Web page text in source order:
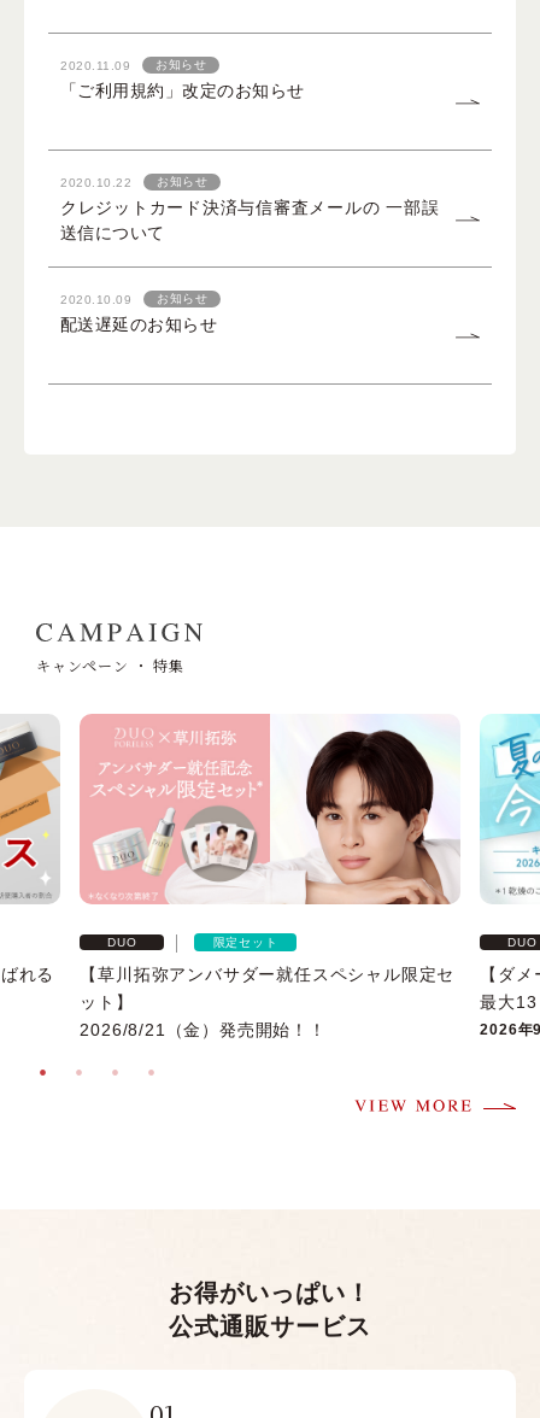
2020.11.09 お知らせ
「ご利用規約」改定のお知らせ
2020.10.22 お知らせ
クレジットカード決済与信審査メールの 一部誤
送信について
2020.10.09 お知らせ
配送遅延のお知らせ
キャンペーン ・ 特集
れる
DUO 限定セット
【草川拓弥アンバサダー就任スペシャル限定セ
ット】
2026/8/21（金）発売開始！！
DUO
【ダ
最大
2026年
お得がいっぱい！
公式通販サービス